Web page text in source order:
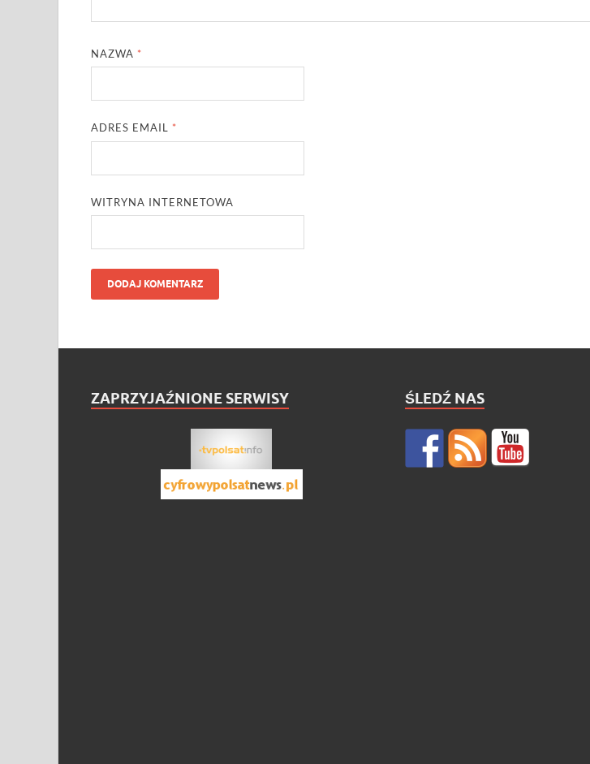
NAZWA *
ADRES EMAIL *
WITRYNA INTERNETOWA
ZAPRZYJAŹNIONE SERWISY ŚLEDŹ NAS